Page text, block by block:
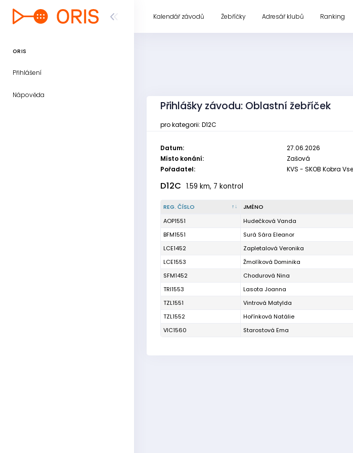
ORIS
Přihlášení
Nápověda
Kalendář závodů Žebříčky Adresář klubů Ranking
Přihlášky závodu: Oblastní žebříček
pro kategorii: D12C
Datum:
27.06.2026
Místo konání:
Zašová
Pořadatel:
KVS - SKOB Kobra
D12C 1.59 km, 7 kontrol
REG. ČÍSLO JMÉNO
AOP1551
Hudečková Vanda
BFM1551
Surá Sára Eleanor
LCE1452
Zapletalová Veronika
LCE1553
Žmolíková Dominika
SFM1452
Chodurová Nina
TRI1553
Lasota Joanna
TZL1551
Vintrová Matylda
TZL1552
Hořínková Natálie
VIC1560
Starostová Ema